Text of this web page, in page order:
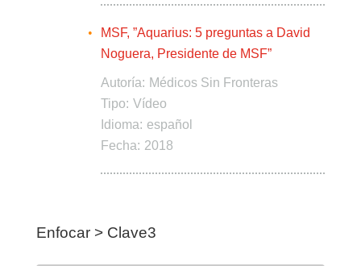
MSF, ”Aquarius: 5 preguntas a David
Noguera, Presidente de MSF”
Autoría: Médicos Sin Fronteras
Tipo: Vídeo
Idioma: español
Fecha: 2018
Enfocar > Clave3